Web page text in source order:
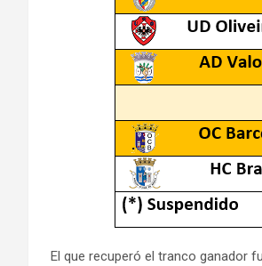
El que recuperó el tranco ganador